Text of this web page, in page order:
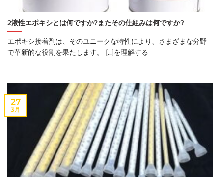
2液性エポキシとは何ですか?またその仕組みは何ですか?
エポキシ接着剤は、そのユニークな特性により、さまざまな分野
で革新的な役割を果たします。 [...]を理解する
27
3月